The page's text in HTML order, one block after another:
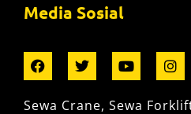
Media Sosial
Sewa Crane, Sewa